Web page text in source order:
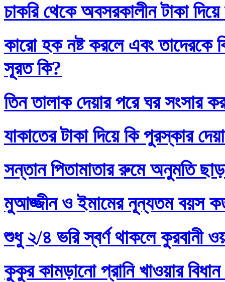
চাকরি থেকে অবসরকালীন টাকা
কারো হক নষ্ট করলে এবং তাদেরকে
সূরত কি?
তিন তালাক দেয়ার পরে ঘর সংসার
যাকাতের টাকা দিয়ে কি পুরস্কার
সন্তান পিতামাতার রুমে অনুমতি
মুআজ্জীন ও ইমামের নূন্যতম বয়স
শুধু ২/৪ ভরি স্বর্ণ থাকলে কুরবানী
কুকুর কামড়ানো প্রানি খাওয়ার